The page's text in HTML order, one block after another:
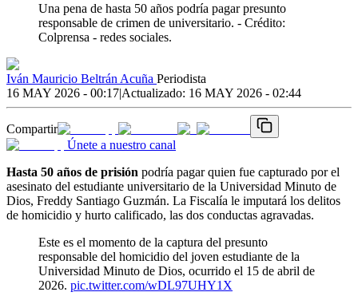
Una pena de hasta 50 años podría pagar presunto
responsable de crimen de universitario. - Crédito:
Colprensa - redes sociales.
Iván Mauricio Beltrán Acuña Periodista
16 MAY 2026 - 00:17|Actualizado: 16 MAY 2026 - 02:44
Compartir
Únete a nuestro canal
Hasta 50 años de prisión podría pagar quien fue capturado por el
asesinato del estudiante universitario de la Universidad Minuto de
Dios, Freddy Santiago Guzmán. La Fiscalía le imputará los delitos
de homicidio y hurto calificado, las dos conductas agravadas.
Este es el momento de la captura del presunto
responsable del homicidio del joven estudiante de la
Universidad Minuto de Dios, ocurrido el 15 de abril de
2026. pic.twitter.com/wDL97UHY1X